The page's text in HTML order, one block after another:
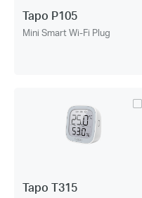
Tapo P105
Mini Smart Wi-Fi Plug
Tapo T315